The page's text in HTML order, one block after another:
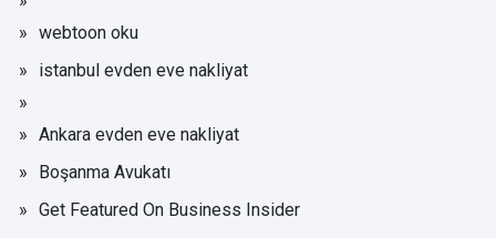
webtoon oku
istanbul evden eve nakliyat
Ankara evden eve nakliyat
Boşanma Avukatı
Get Featured On Business Insider